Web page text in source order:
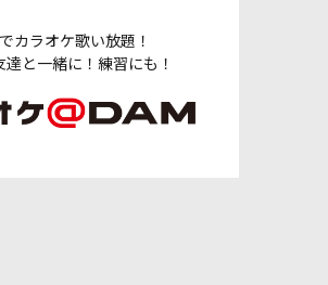
カラオケ歌い放題！
達と一緒に！練習にも！